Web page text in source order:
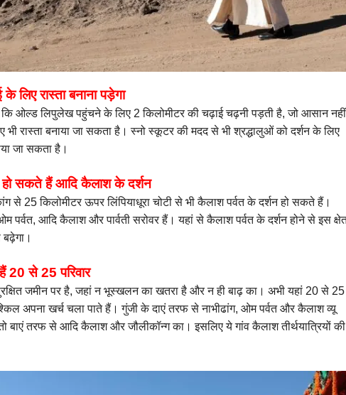
लिए रास्ता बनाना पड़ेगा
कि ओल्ड लिपुलेख पहुंचने के लिए 2 किलोमीटर की चढ़ाई चढ़नी पड़ती है, जो आसान नहीं
रास्ता बनाया जा सकता है। स्नो स्कूटर की मदद से भी श्रद्धालुओं को दर्शन के लिए
जा सकता है।
हो सकते हैं आदि कैलाश के दर्शन
से 25 किलोमीटर ऊपर लिंपियाधूरा चोटी से भी कैलाश पर्वत के दर्शन हो सकते हैं।
पर्वत, आदि कैलाश और पार्वती सरोवर हैं। यहां से कैलाश पर्वत के दर्शन होने से इस
बढ़ेगा।
20 से 25 परिवार
जमीन पर है, जहां न भूस्खलन का खतरा है और न ही बाढ़ का। अभी यहां 20 से 25
अपना खर्च चला पाते हैं। गुंजी के दाएं तरफ से नाभीढांग, ओम पर्वत और कैलाश व्यू
तो बाएं तरफ से आदि कैलाश और जौलीकॉन्ग का। इसलिए ये गांव कैलाश तीर्थयात्रियों की